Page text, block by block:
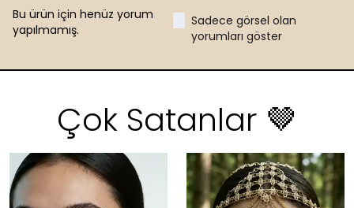
Bu ürün için henüz yorum
yapılmamış.
Sadece görsel olan
yorumları göster
Çok Satanlar 🤎